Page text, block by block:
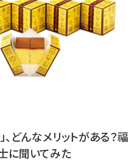
、どんなメリットがある？福
に聞いてみた